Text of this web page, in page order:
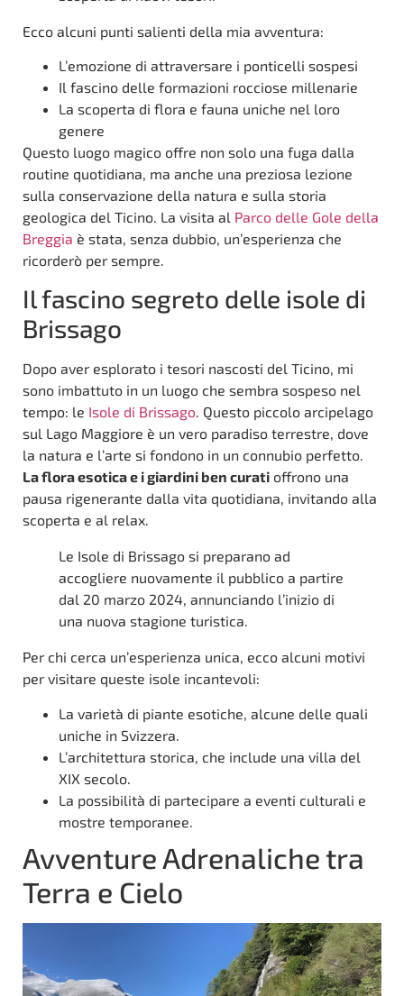
Ecco alcuni punti salienti della mia avventura:
L’emozione di attraversare i ponticelli sospesi
Il fascino delle formazioni rocciose millenarie
La scoperta di flora e fauna uniche nel loro
genere
Questo luogo magico offre non solo una fuga dalla
routine quotidiana, ma anche una preziosa lezione
sulla conservazione della natura e sulla storia
geologica del Ticino. La visita al Parco delle Gole della
Breggia è stata, senza dubbio, un’esperienza che
ricorderò per sempre.
Il fascino segreto delle isole di
Brissago
Dopo aver esplorato i tesori nascosti del Ticino, mi
sono imbattuto in un luogo che sembra sospeso nel
tempo: le Isole di Brissago. Questo piccolo arcipelago
sul Lago Maggiore è un vero paradiso terrestre, dove
la natura e l’arte si fondono in un connubio perfetto.
La flora esotica e i giardini ben curati offrono una
pausa rigenerante dalla vita quotidiana, invitando alla
scoperta e al relax.
Le Isole di Brissago si preparano ad
accogliere nuovamente il pubblico a partire
dal 20 marzo 2024, annunciando l’inizio di
una nuova stagione turistica.
Per chi cerca un’esperienza unica, ecco alcuni motivi
per visitare queste isole incantevoli:
La varietà di piante esotiche, alcune delle quali
uniche in Svizzera.
L’architettura storica, che include una villa del
XIX secolo.
La possibilità di partecipare a eventi culturali e
mostre temporanee.
Avventure Adrenaliche tra
Terra e Cielo